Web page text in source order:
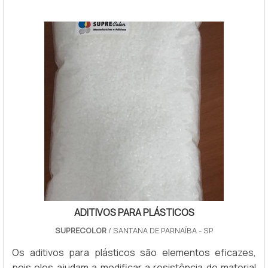
que as gotículas se aglutinem e...
ADITIVOS PARA PLÁSTICOS
SUPRECOLOR / SANTANA DE PARNAÍBA - SP
Os aditivos para plásticos são elementos eficazes,